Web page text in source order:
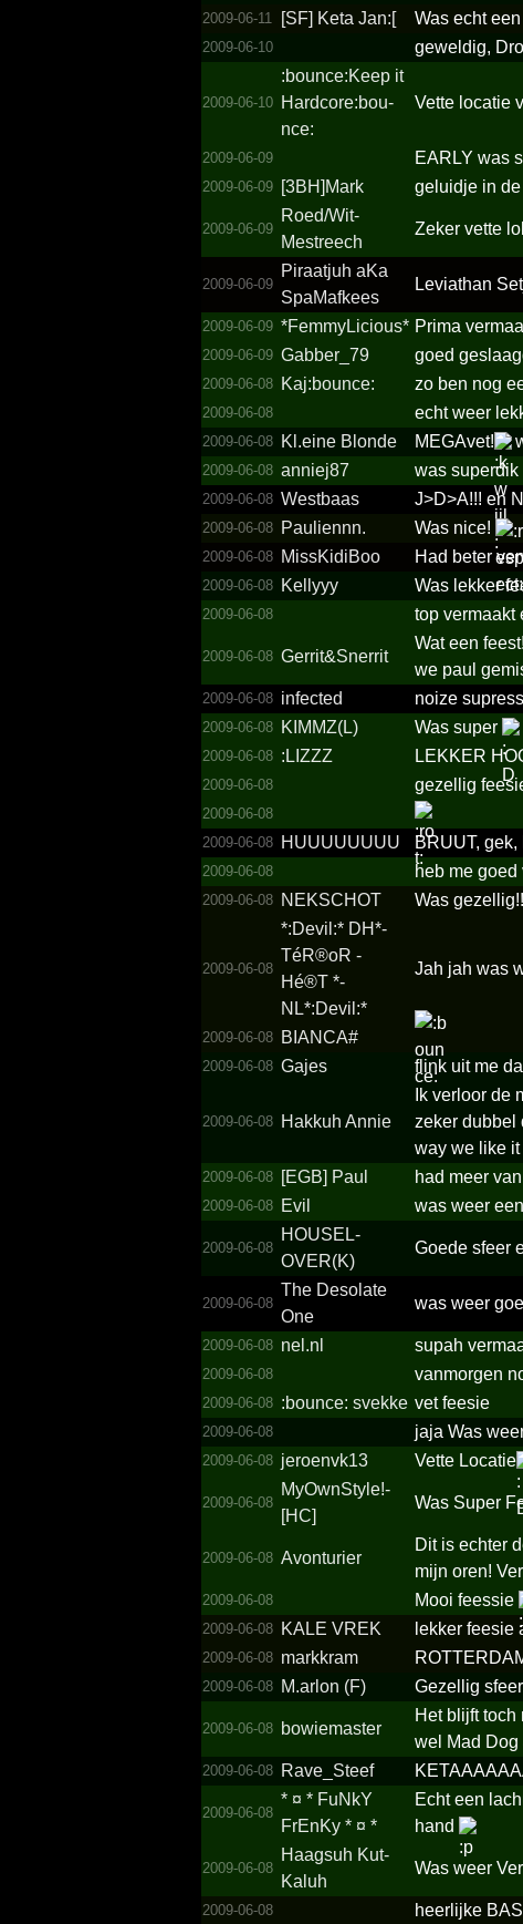
2009-06-11 [SF] Keta Jan:[ Was echt
2009-06-10 geweldig,
2009-06-10
:bounc­e:Keep it
Hardco­re:bou­
nce:
Vette locatie
2009-06-09 EARLY was
2009-06-09 [3BH]Mark geluidje in de
2009-06-09
Roed/­Wit-
Mestreech
Zeker vette
2009-06-09
Piraatjuh aKa
SpaMafkees
Leviathan
2009-06-09 *­FemmyL­icious­*­ Prima
2009-06-09 Gabber_79 goed
2009-06-08 Kaj:bounce: zo ben nog
2009-06-08 echt weer
2009-06-08 Kl.­eine Blonde MEGAvet!
2009-06-08 anniej87 was superdik
2009-06-08 Westbaas J>D>A!!! en
2009-06-08 Pauliennn. Was nice!
2009-06-08 MissKidiBoo Had beter
2009-06-08 Kellyyy Was lekker
2009-06-08 top vermaakt
2009-06-08 Gerrit&­Snerrit
Wat een
we paul
2009-06-08 infected noize
2009-06-08 KIMMZ(L) Was super
2009-06-08 :LIZZZ LEKKER
2009-06-08 gezellig
2009-06-08
2009-06-08 HUUUUUUUU BRUUT, gek,
2009-06-08 heb me
2009-06-08 NEKSCHOT Was gezellig!!
2009-06-08
*­:Devil:*­ DH*­
TéR®oR -
Hé®T *­
NL*­:Devil:*­
Jah jah was
2009-06-08 BIANCA#
2009-06-08 Gajes flink uit me
2009-06-08 Hakkuh Annie
Ik verloor de
zeker dubbel
way we like it
2009-06-08 [EGB] Paul had meer
2009-06-08 Evil was weer
2009-06-08
HOUSEL­
OVER(K­)
Goede sfeer
2009-06-08
The Desolate
One
was weer
2009-06-08 nel.nl supah
2009-06-08 vanmorgen
2009-06-08 :bounce: svekke vet feesie
2009-06-08 jaja Was
2009-06-08 jeroenvk13 Vette Locatie
2009-06-08
MyOwnStyle!­
[HC]
Was Super
2009-06-08 Avonturier
Dit is echter
mijn oren!
2009-06-08 Mooi feessie
2009-06-08 KALE VREK lekker feesie
2009-06-08 markkram
2009-06-08 M.arlon (F) Gezellig
2009-06-08 bowiemaster
Het blijft
wel Mad
2009-06-08 Rave_Steef
2009-06-08
*­ ¤ *­ FuNkY
FrEnKy *­ ¤ *­
Echt een
hand
2009-06-08
Haagsuh Kut-
Kaluh
Was weer
2009-06-08 heerlijke